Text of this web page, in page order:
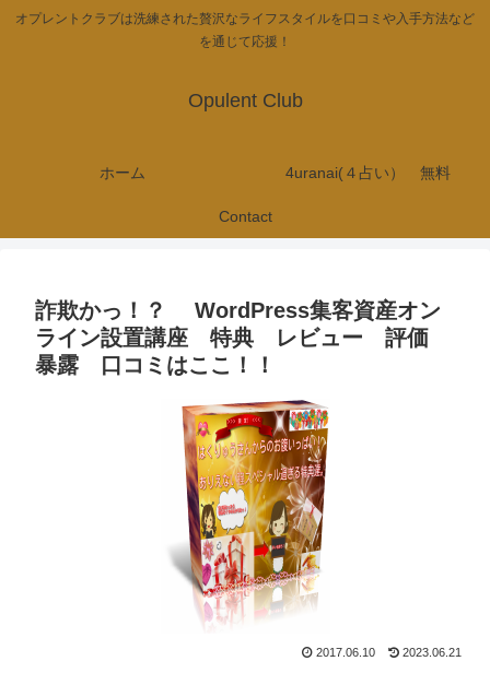
オプレントクラブは洗練された贅沢なライフスタイルを口コミや入手方法など
を通じて応援！
Opulent Club
ホーム 4uranai(４占い） 無料
Contact
詐欺かっ！？ WordPress集客資産オン
ライン設置講座 特典 レビュー 評価
暴露 口コミはここ！！
2017.06.10 2023.06.21